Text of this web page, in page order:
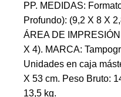
PP. MEDIDAS:
Profundo): (9,2 X 8 X
ÁREA DE
X 4). MARCA:
Unidades en caja
X 53 cm. Peso Bruto:
13,5 kg.